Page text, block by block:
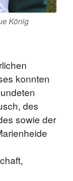
König
konnten
des
sowie der